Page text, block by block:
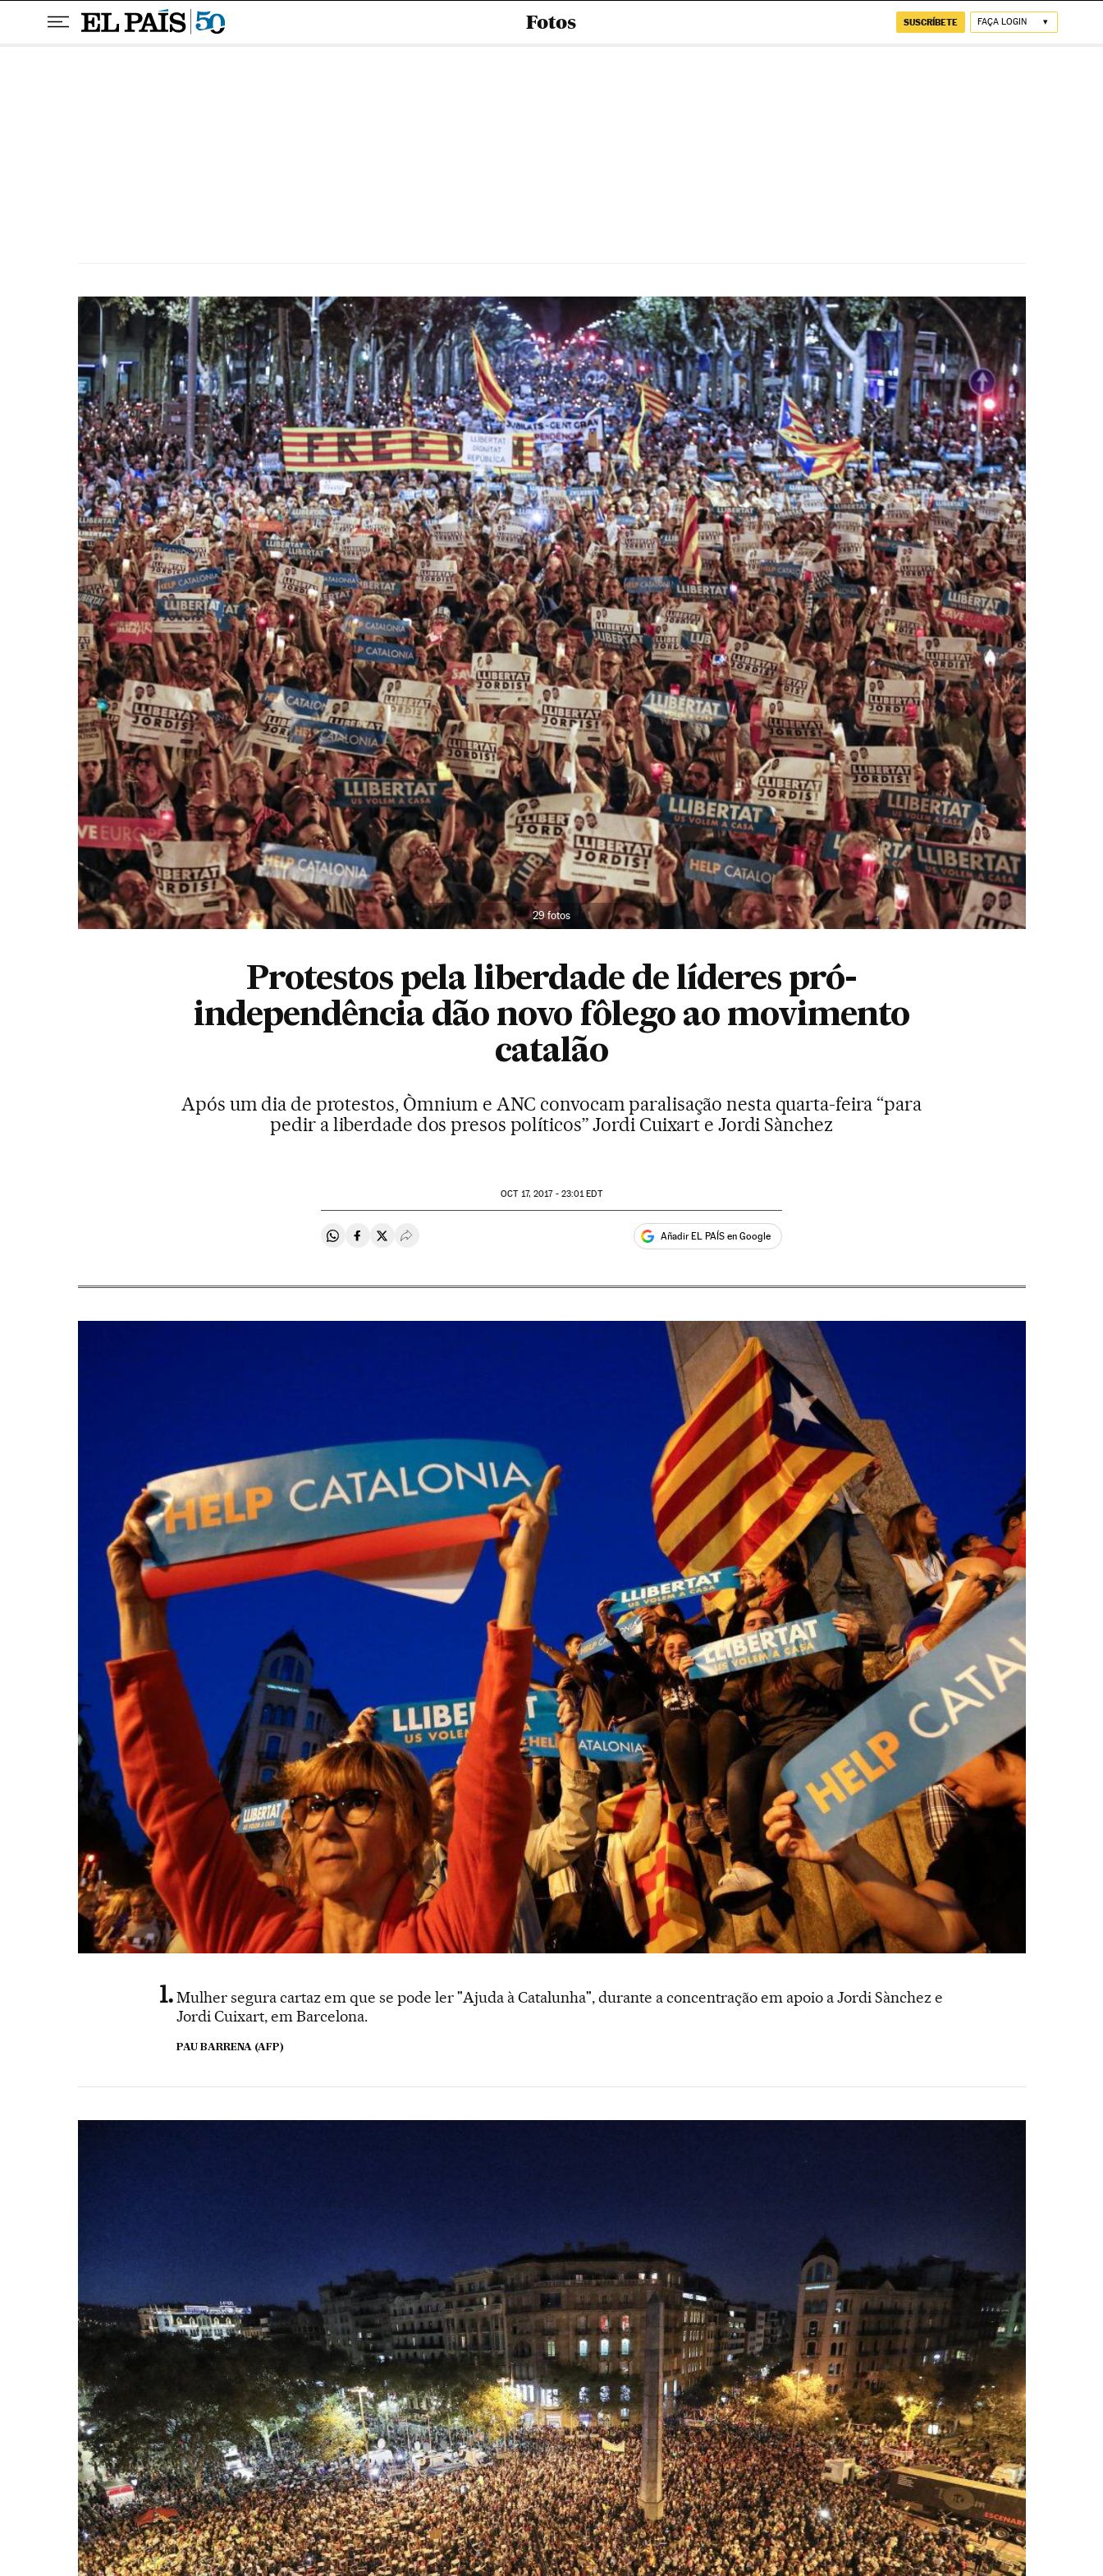
Fotos SUSCRÍBETE FAÇA LOGIN
29 fotos
Protestos pela liberdade de líderes pró-
independência dão novo fôlego ao movimento
catalão
Após um dia de protestos, Òmnium e ANC convocam paralisação nesta quarta-feira “para
pedir a liberdade dos presos políticos” Jordi Cuixart e Jordi Sànchez
OCT17, 2017 - 23:01EDT
Compartir en Whatsapp
Compartir en Facebook
Compartir en Twitter
Desplegar Redes Sociales Añadir EL PAÍS en Google
Mulher segura cartaz em que se pode ler "Ajuda à Catalunha", durante a concentração em apoio a Jordi Sànchez e
Jordi Cuixart, em Barcelona.
PAU BARRENA (AFP)